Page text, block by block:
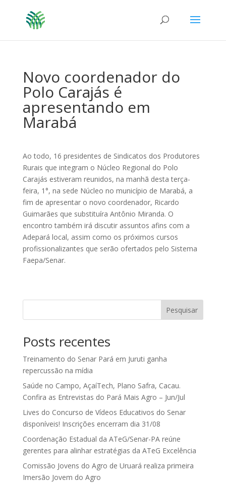
Novo coordenador do
Polo Carajás é
apresentando em
Marabá
Ao todo, 16 presidentes de Sindicatos dos Produtores
Rurais que integram o Núcleo Regional do Polo
Carajás estiveram reunidos, na manhã desta terça-
feira, 1°, na sede Núcleo no município de Marabá, a
fim de apresentar o novo coordenador, Ricardo
Guimarães que substituíra Antônio Miranda. O
encontro também irá discutir assuntos afins com a
Adepará local, assim como os próximos cursos
profissionalizantes que serão ofertados pelo Sistema
Faepa/Senar.
Pesquisar
Posts recentes
Treinamento do Senar Pará em Juruti ganha
repercussão na mídia
Saúde no Campo, AçaíTech, Plano Safra, Cacau.
Confira as Entrevistas do Pará Mais Agro – Jun/Jul
Lives do Concurso de Vídeos Educativos do Senar
disponíveis! Inscrições encerram dia 31/08
Coordenação Estadual da ATeG/Senar-PA reúne
gerentes para alinhar estratégias da ATeG Excelência
Comissão Jovens do Agro de Uruará realiza primeira
Imersão Jovem do Agro